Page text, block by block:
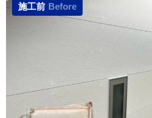
施工前 Before